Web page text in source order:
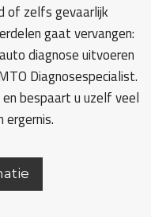
of zelfs gevaarlijk
gaat vervangen:
diagnose uitvoeren
Diagnosespecialist.
bespaart u uzelf veel
ergernis.